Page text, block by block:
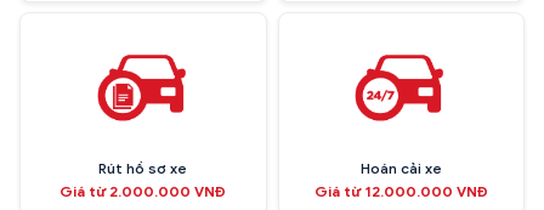
Rút hồ sơ xe
Giá từ 2.000.000 VNĐ
Hoán cải xe
Giá từ 12.000.000 VNĐ